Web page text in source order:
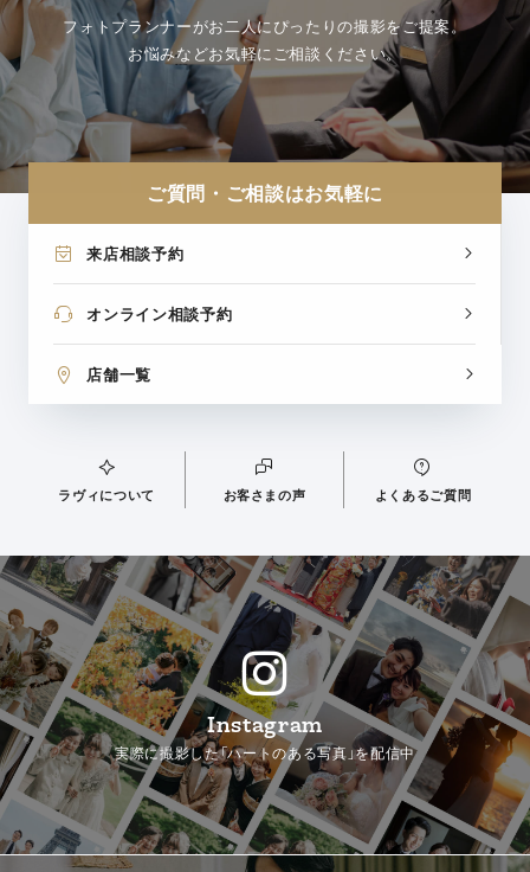
フォトプランナーがお二人にぴったりの撮影をご提案。
お悩みなどお気軽にご相談ください。
ご質問・ご相談はお気軽に
来店相談予約
オンライン相談予約
店舗一覧
ラヴィについて お客さまの声 よくあるご質問
Instagram
実際に撮影した「ハートのある写真」を配信中